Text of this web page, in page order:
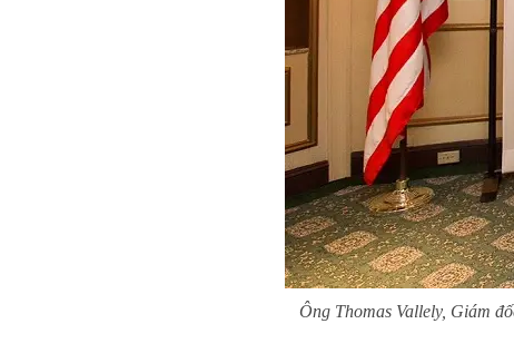
Ông Thomas Vallely, Giám